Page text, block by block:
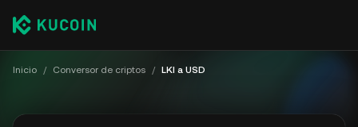
Inicio / Conversor de criptos / LKI a USD